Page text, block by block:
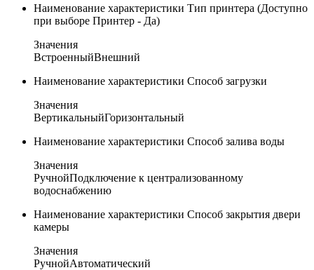
Наименование характеристики Тип принтера (Доступно
при выборе Принтер - Да)
Значения
ВстроенныйВнешний
Наименование характеристики Способ загрузки
Значения
ВертикальныйГоризонтальный
Наименование характеристики Способ залива воды
Значения
РучнойПодключение к централизованному
водоснабжению
Наименование характеристики Способ закрытия двери
камеры
Значения
РучнойАвтоматический